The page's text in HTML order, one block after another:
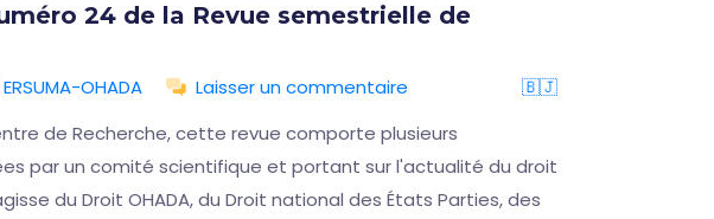
24 de la Revue semestrielle de
ERSUMA-OHADA Laisser un commentaire
🇧🇯
de Recherche, cette revue comporte plusieurs
par un comité scientifique et portant sur l'actualité du droit
du Droit OHADA, du Droit national des États Parties, des